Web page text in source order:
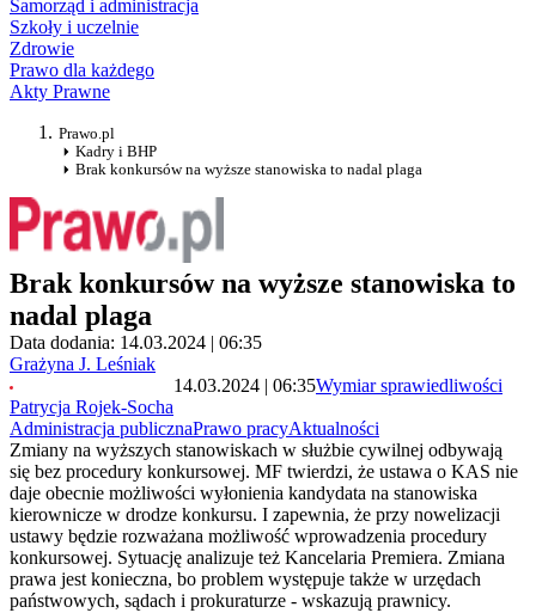
Samorząd i administracja
Szkoły i uczelnie
Zdrowie
Prawo dla każdego
Akty Prawne
Prawo.pl
Kadry i BHP
Brak konkursów na wyższe stanowiska to nadal plaga
Brak konkursów na wyższe stanowiska to
nadal plaga
Data dodania: 14.03.2024 | 06:35
Grażyna J. Leśniak
Patrycja Rojek-Socha
14.03.2024 | 06:35Wymiar sprawiedliwości
Administracja publicznaPrawo pracyAktualności
Zmiany na wyższych stanowiskach w służbie cywilnej odbywają
się bez procedury konkursowej. MF twierdzi, że ustawa o KAS nie
daje obecnie możliwości wyłonienia kandydata na stanowiska
kierownicze w drodze konkursu. I zapewnia, że przy nowelizacji
ustawy będzie rozważana możliwość wprowadzenia procedury
konkursowej. Sytuację analizuje też Kancelaria Premiera. Zmiana
prawa jest konieczna, bo problem występuje także w urzędach
państwowych, sądach i prokuraturze - wskazują prawnicy.